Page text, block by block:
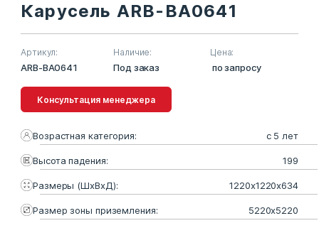
Карусель ARB-BA0641
Артикул:
ARB-BA0641
Наличие:
Под заказ
Цена:
по запросу
Консультация менеджера
Возрастная категория: с 5 лет
Высота падения: 199
Размеры (ШхВхД): 1220х1220х634
Размер зоны приземления: 5220х5220